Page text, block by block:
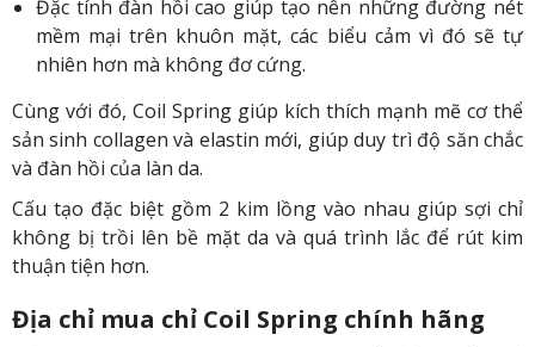
Đặc tính đàn hồi cao giúp tạo nên những đường nét
mềm mại trên khuôn mặt, các biểu cảm vì đó sẽ tự
nhiên hơn mà không đơ cứng.
Cùng với đó, Coil Spring giúp kích thích mạnh mẽ cơ thể
sản sinh collagen và elastin mới, giúp duy trì độ săn chắc
và đàn hồi của làn da.
Cấu tạo đặc biệt gồm 2 kim lồng vào nhau giúp sợi chỉ
không bị trồi lên bề mặt da và quá trình lắc để rút kim
thuận tiện hơn.
Địa chỉ mua chỉ Coil Spring chính hãng